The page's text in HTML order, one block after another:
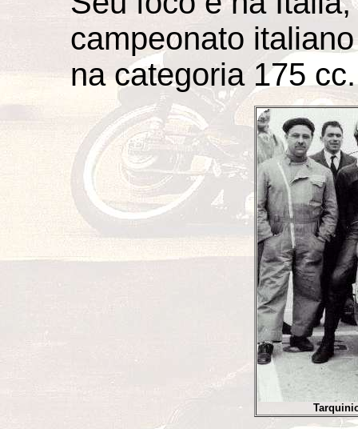
campeonato
na categoria 175 cc.